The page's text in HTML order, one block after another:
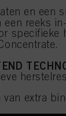
en een
een reeks
specifieke
extra